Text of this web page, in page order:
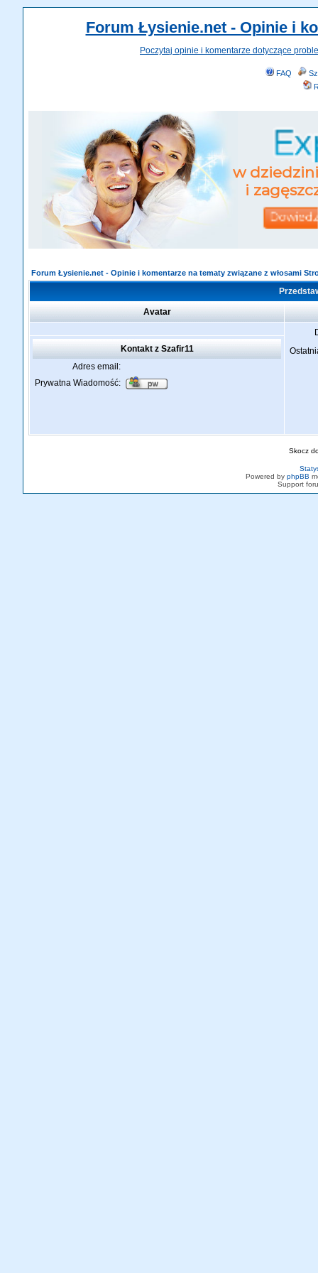
Forum Łysienie.net - Opinie i
Poczytaj opinie i komentarze dotyczące
FAQ
Forum Łysienie.net - Opinie i komentarze na tematy związane z włosami
Avatar
Kontakt z Szafir11
Adres email:
Prywatna Wiadomość:
Skocz
Powered by phpBB
Support